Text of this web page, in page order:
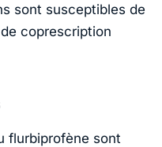
sont susceptibles de
coprescription
flurbiprofène sont